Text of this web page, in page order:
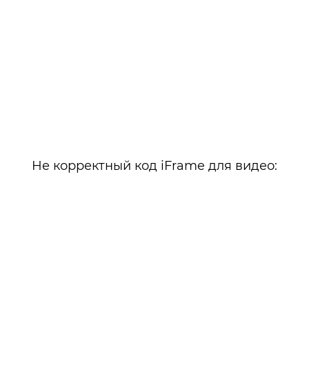
Не корректный код iFrame для видео: